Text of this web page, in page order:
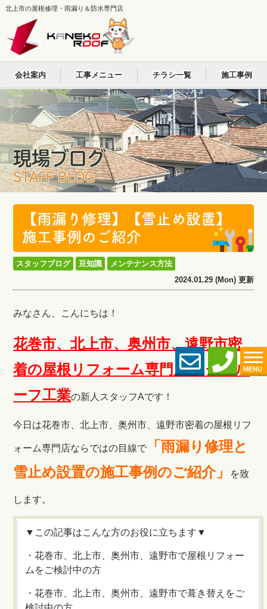
北上市の屋根修理・雨漏り＆防水専門店
MENU
会社案内 工事メニュー チラシ一覧 施工事例
現場ブログ
STAFF BLOG
【雨漏り修理】【雪止め設置】
施工事例のご紹介
スタッフブログ 豆知識
メンテナンス方法
2024.01.29 (Mon) 更新
みなさん、こんにちは！
花巻市、北上市、奥州市、遠野市密
着の屋根リフォーム専門店 金子ル
ーフ工業の新人スタッフAです！
今日は花巻市、北上市、奥州市、遠野市密着の屋根リフ
ォーム専門店ならではの目線で
「雨漏り修理と
雪止め設置の施工事例のご紹介」
を致
します。
▼この記事はこんな方のお役に立ちます▼
・花巻市、北上市、奥州市、遠野市で屋根リフォー
ムをご検討中の方
・花巻市、北上市、奥州市、遠野市で葺き替えをご